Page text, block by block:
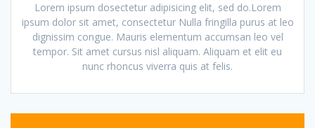
Lorem ipsum dosectetur adipisicing elit, sed do.Lorem
ipsum dolor sit amet, consectetur Nulla fringilla purus at leo
dignissim congue. Mauris elementum accumsan leo vel
tempor. Sit amet cursus nisl aliquam. Aliquam et elit eu
nunc rhoncus viverra quis at felis.